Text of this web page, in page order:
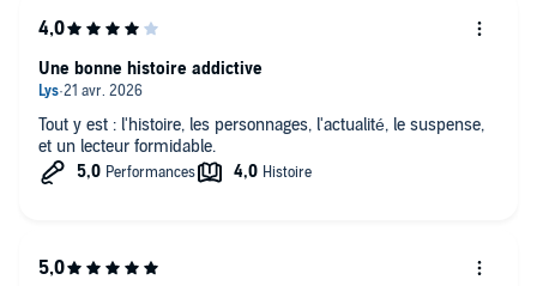
Tout y est : l'histoire, les personnages, l'actualité, le suspense,
et un lecteur formidable.
Une bonne histoire addictive